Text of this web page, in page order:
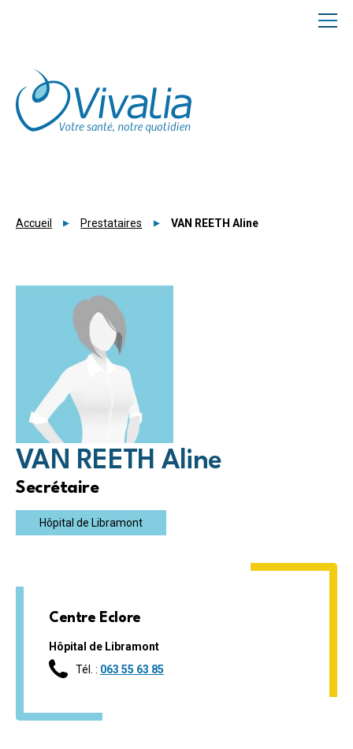
Accueil Prestataires VAN REETH Aline
VAN REETH Aline
Secrétaire
Hôpital de Libramont
Centre Eclore
Hôpital de Libramont
Tél. : 063 55 63 85